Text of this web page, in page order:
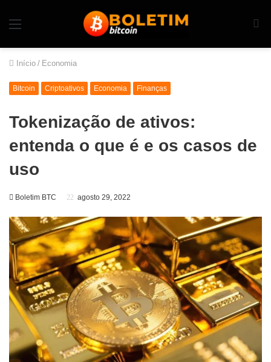
Início / Economia
Bitcoin Criptoativos Economia Finanças
Tokenização de ativos:
entenda o que é e os casos de
uso
Boletim BTC agosto 29, 2022